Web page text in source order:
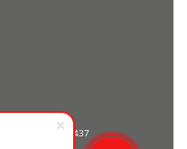
Статьи 437